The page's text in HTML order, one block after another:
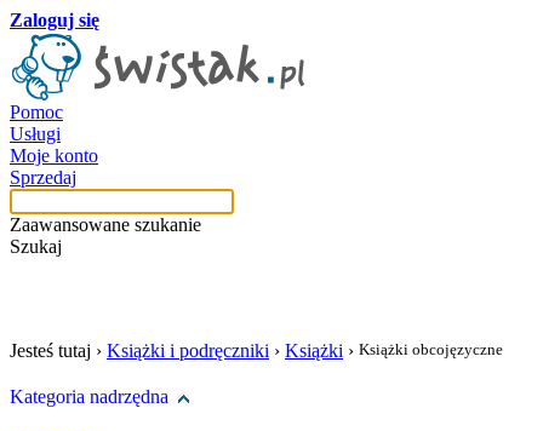
Zaloguj się
Pomoc
Usługi
Moje konto
Sprzedaj
Zaawansowane szukanie
Szukaj
Jesteś tutaj › Książki i podręczniki › Książki › Książki obcojęzyczne
Kategoria nadrzędna